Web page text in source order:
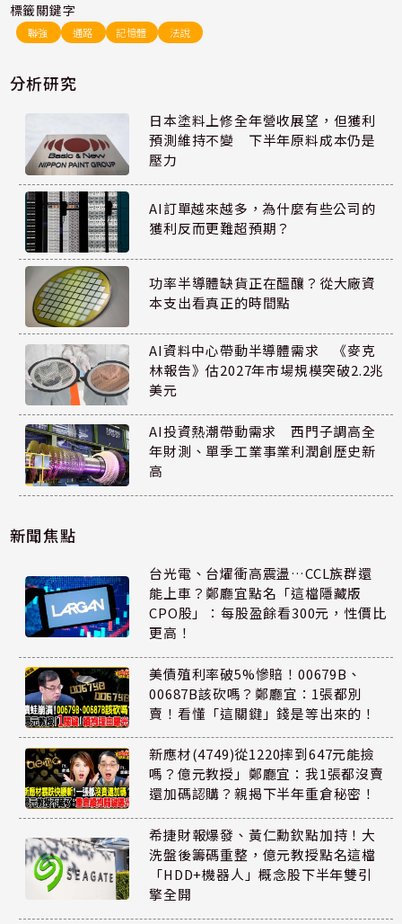
標籤關鍵字
聯強 通路 記憶體 法說
分析研究
日本塗料上修全年營收展望，但獲利
預測維持不變 下半年原料成本仍是
壓力
AI訂單越來越多，為什麼有些公司的
獲利反而更難超預期？
功率半導體缺貨正在醞釀？從大廠資
本支出看真正的時間點
AI資料中心帶動半導體需求 《麥克
林報告》估2027年市場規模突破2.2兆
美元
AI投資熱潮帶動需求 西門子調高全
年財測、單季工業事業利潤創歷史新
高
新聞焦點
台光電、台燿衝高震盪…CCL族群還
能上車？鄭廳宜點名「這檔隱藏版
CPO股」：每股盈餘看300元，性價比
更高！
美債殖利率破5%慘賠！00679B、
00687B該砍嗎？鄭廳宜：1張都別
賣！看懂「這關鍵」錢是等出來的！
新應材(4749)從1220摔到647元能撿
嗎？億元教授」鄭廳宜：我1張都沒賣
還加碼認購？親揭下半年重倉秘密！
希捷財報爆發、黃仁勳欽點加持！大
洗盤後籌碼重整，億元教授點名這檔
「HDD+機器人」概念股下半年雙引
擎全開